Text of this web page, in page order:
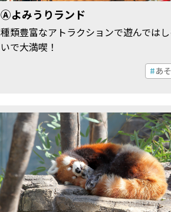
Ⓐよみうりランド
種類豊富なアトラクションで遊んでは
いで大満喫！
あ